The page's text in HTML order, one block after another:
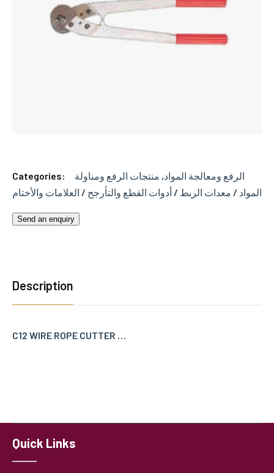
Categories: الرفع ومعالجة المواد, منتجات الرفع ومناولة
المواد / معدات الربط / أدوات القطع والتأرجح / العلامات والأختام
Send an enquiry
Description
C12 WIRE ROPE CUTTER …
Quick Links